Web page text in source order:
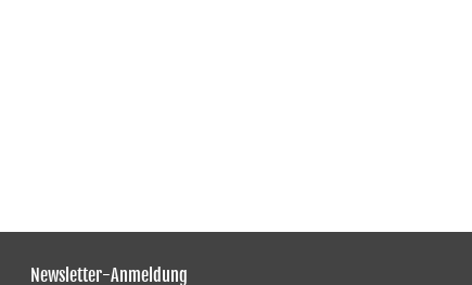
Newsletter-Anmeldung